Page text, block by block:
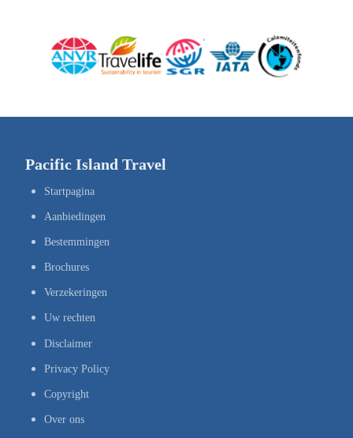
Pacific Island Travel
Startpagina
Aanbiedingen
Bestemmingen
Brochures
Verzekeringen
Uw rechten
Disclaimer
Privacy Policy
Copyright
Over ons